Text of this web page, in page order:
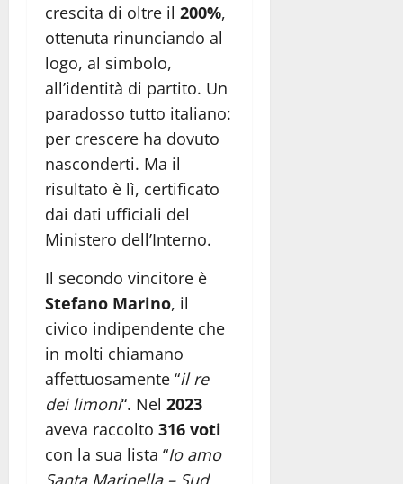
crescita di oltre il 200%,
ottenuta rinunciando al
logo, al simbolo,
all’identità di partito. Un
paradosso tutto italiano:
per crescere ha dovuto
nasconderti. Ma il
risultato è lì, certificato
dai dati ufficiali del
Ministero dell’Interno.
Il secondo vincitore è
Stefano Marino, il
civico indipendente che
in molti chiamano
affettuosamente “il re
dei limoni“. Nel 2023
aveva raccolto 316 voti
con la sua lista “Io amo
Santa Marinella – Sud